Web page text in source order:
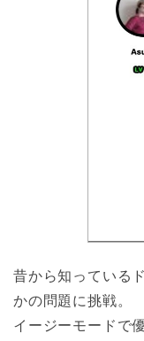
昔から知っている
かの問題に挑戦。
イージーモードで